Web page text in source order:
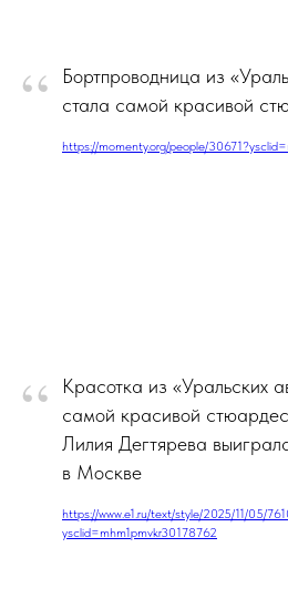
“
Бортпроводница из
стала самой красивой
https://momenty.org/people/
“
Красотка из «Уральских
самой красивой
Лилия Дегтярева
в Москве
https://www.e1.ru/text/style/2025/11/05/
ysclid=mhm1pmvkr30178762